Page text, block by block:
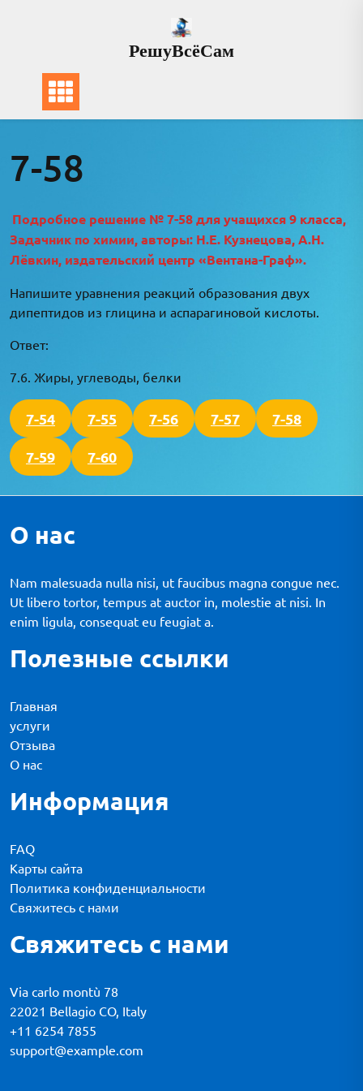
РешуВсёСам
7-58
Подробное решение № 7-58 для учащихся 9 класса,
Задачник по химии, авторы: Н.Е. Кузнецова, А.Н.
Лёвкин, издательский центр «Вентана-Граф».
Напишите уравнения реакций образования двух
дипептидов из глицина и аспарагиновой кислоты.
Ответ:
7.6. Жиры, углеводы, белки
7-54 7-55 7-56 7-57 7-58
7-59 7-60
О нас
Nam malesuada nulla nisi, ut faucibus magna congue nec.
Ut libero tortor, tempus at auctor in, molestie at nisi. In
enim ligula, consequat eu feugiat a.
Полезные ссылки
Главная
услуги
Отзыва
О нас
Информация
FAQ
Карты сайта
Политика конфиденциальности
Свяжитесь с нами
Свяжитесь с нами
Via carlo montù 78
22021 Bellagio CO, Italy
+11 6254 7855
support@example.com